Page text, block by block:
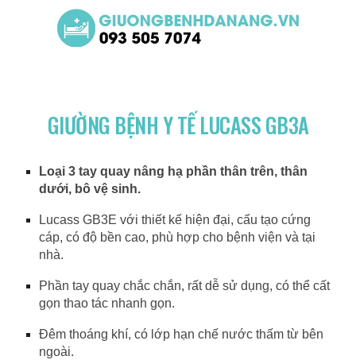
GIƯỜNG BỆNH Y TẾ LUCASS GB3A
Loại 3 tay quay nâng hạ phần thân trên, thân
dưới, bô vệ sinh.
Lucass GB3E với thiết kế hiện đại, cấu tạo cứng
cáp, có độ bền cao, phù hợp cho bệnh viện và tại
nhà.
Phần tay quay chắc chắn, rất dễ sử dụng, có thể cất
gọn thao tác nhanh gọn.
Đêm thoáng khí, có lớp hạn chế nước thấm từ bên
ngoài.